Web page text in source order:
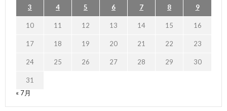
3 4 5 6 7 8 9
10 11 12 13 14 15 16
17 18 19 20 21 22 23
24 25 26 27 28 29 30
31
« 7月